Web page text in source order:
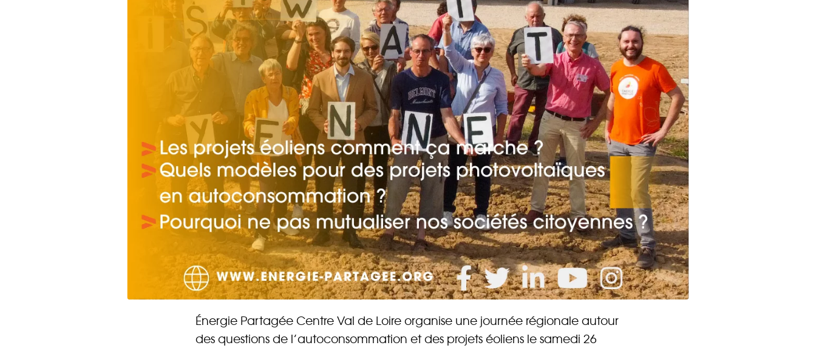
CONTACT
Énergie Partagée Centre Val de Loire organise une journée régionale autour
des questions de l’autoconsommation et des projets éoliens le samedi 26
Vous entrez sur notre plateforme de souscription CoopHub
Coophub est la plateforme sécurisée de souscription développée par Énergie
Partagée. Elle vous permet d’acheter vos actions Énergie Partagée et d’accéder à
votre espace personnel d’actionnaire.
La souscription à Énergie Partagée comporte un risque de perte totale ou partielle